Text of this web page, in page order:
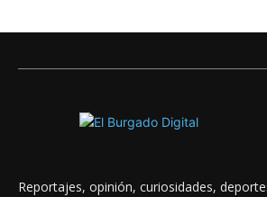
Reportajes, opinión, curiosidades,